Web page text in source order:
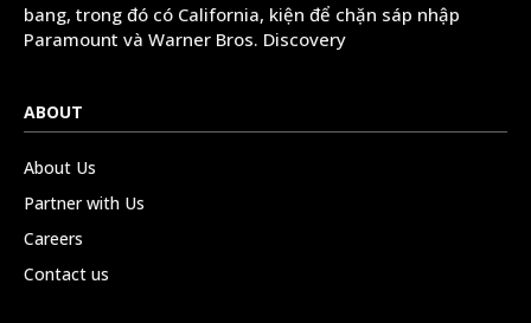
bang, trong đó có California, kiện để chặn sáp nhập
Paramount và Warner Bros. Discovery
ABOUT
About Us
Partner with Us
Careers
Contact us